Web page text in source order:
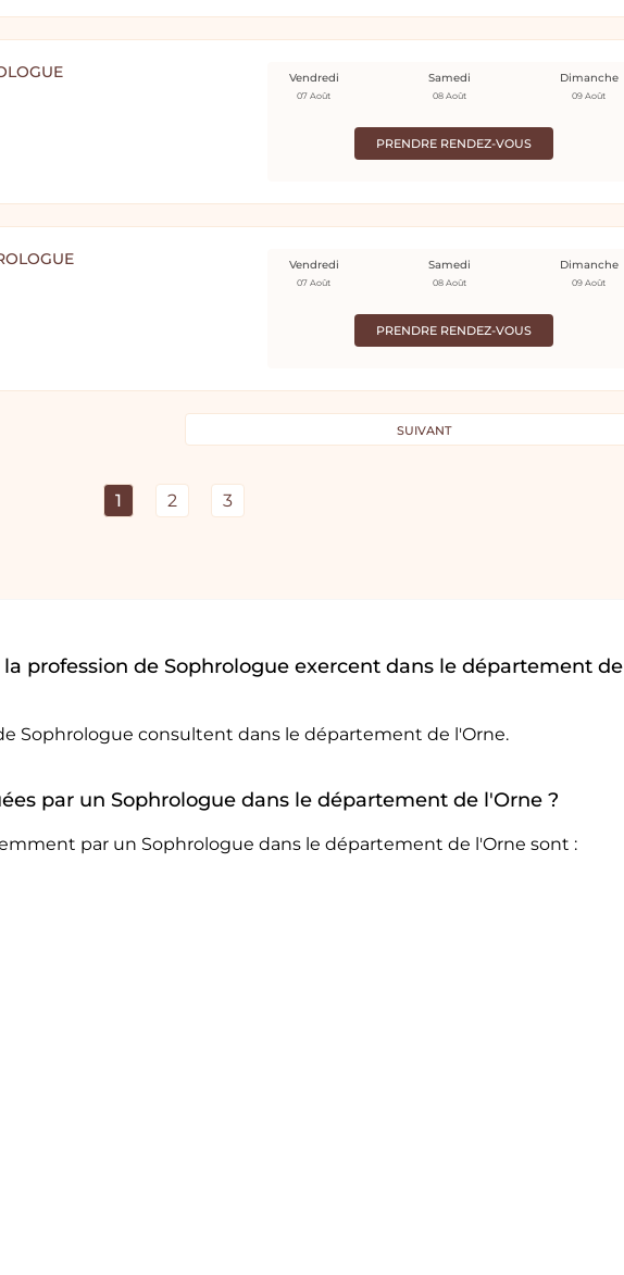
PRENDRE RENDEZ-VOUS
Vendredi
07 Août
Samedi
08 Août
Dimanche
09 Août
PRENDRE RENDEZ-VOUS
Vendredi
07 Août
Samedi
08 Août
Dimanche
09 Août
SUIVANT
1 2 3
profession de Sophrologue exercent dans le département de
Sophrologue consultent dans le département de l'Orne.
par un Sophrologue dans le département de l'Orne ?
par un Sophrologue dans le département de l'Orne sont :